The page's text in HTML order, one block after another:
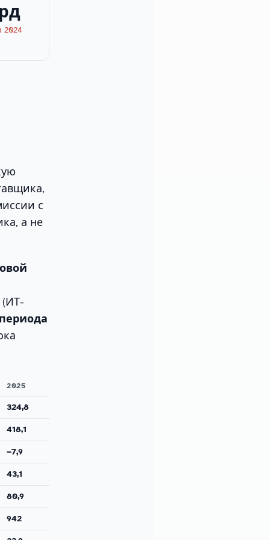
2024
с
а не
(ИТ-
2025
324,8
418,1
−7,9
43,1
80,9
942